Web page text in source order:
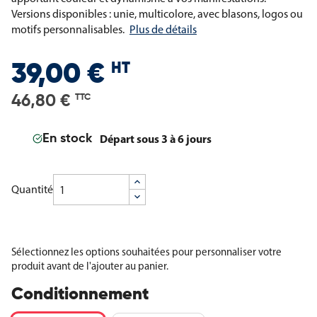
Versions disponibles : unie, multicolore, avec blasons, logos ou
motifs personnalisables. Plus de détails
39,00 € HT
46,80 € TTC
En stock Départ sous 3 à 6 jours
Quantité
Sélectionnez les options souhaitées pour personnaliser votre
produit avant de l'ajouter au panier.
Conditionnement